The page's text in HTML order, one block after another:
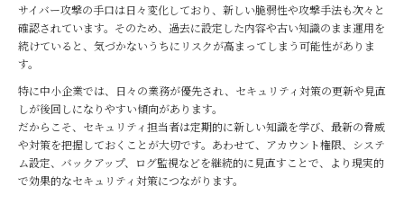
サイバー攻撃の手口は日々変化しており、新しい脆弱性や攻撃手法も次々と
確認されています。そのため、過去に設定した内容や古い知識のまま運用を
続けていると、気づかないうちにリスクが高まってしまう可能性がありま
す。
特に中小企業では、日々の業務が優先され、セキュリティ対策の更新や見直
しが後回しになりやすい傾向があります。
だからこそ、セキュリティ担当者は定期的に新しい知識を学び、最新の脅威
や対策を把握しておくことが大切です。あわせて、アカウント権限、システ
ム設定、バックアップ、ログ監視などを継続的に見直すことで、より現実的
で効果的なセキュリティ対策につながります。